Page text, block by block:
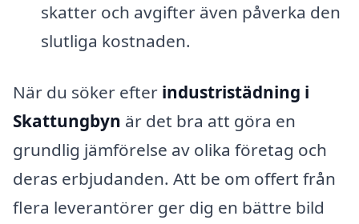
skatter och avgifter även påverka den
slutliga kostnaden.
När du söker efter industristädning i
Skattungbyn är det bra att göra en
grundlig jämförelse av olika företag och
deras erbjudanden. Att be om offert från
flera leverantörer ger dig en bättre bild